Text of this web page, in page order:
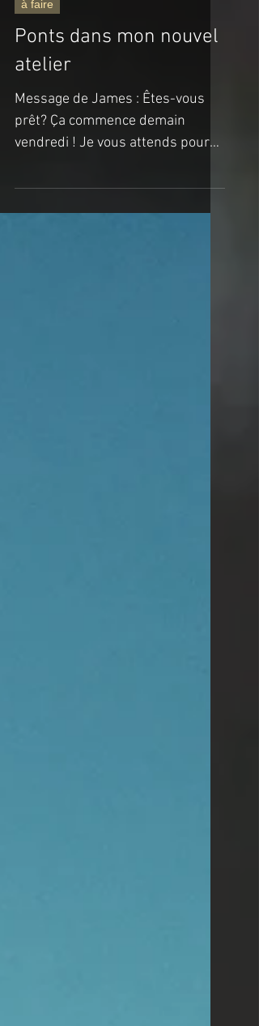
UrbArt
23 sept. 2021
à faire
Ponts dans mon nouvel
atelier
Message de James : Êtes-vous
célébrer le premier anniversaire